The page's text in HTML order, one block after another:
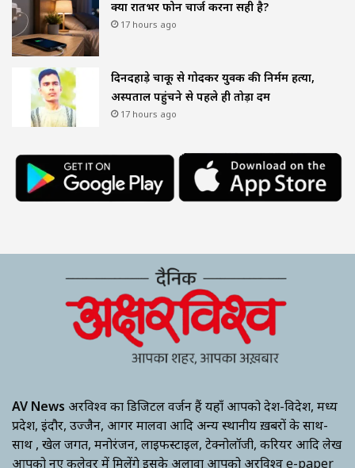
क्या रातभर फोन चार्ज करना सही है?
17 hours ago
दिनदहाड़े चाकू से गोदकर युवक की निर्मम हत्या,
अस्पताल पहुंचने से पहले ही तोड़ा दम
17 hours ago
AV News अक्षरविश्व का डिजिटल वर्जन हैं यहाँ आपको देश-विदेश, मध्य
प्रदेश, इंदौर, उज्जैन, आगर मालवा आदि अन्य स्थानीय ख़बरों के साथ-
साथ , खेल जगत, मनोरंजन, लाइफस्टाइल, टेक्नोलॉजी, करियर आदि लेख
आपको नए कलेवर में मिलेंगे इसके अलावा आपको अक्षरविश्व e-paper